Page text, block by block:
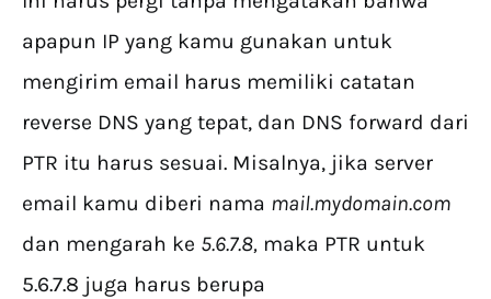
apapun IP yang kamu gunakan untuk
mengirim email harus memiliki catatan
reverse DNS yang tepat, dan DNS forward dari
PTR itu harus sesuai. Misalnya, jika server
email kamu diberi nama mail.mydomain.com
dan mengarah ke 5.6.7.8, maka PTR untuk
5.6.7.8 juga harus berupa